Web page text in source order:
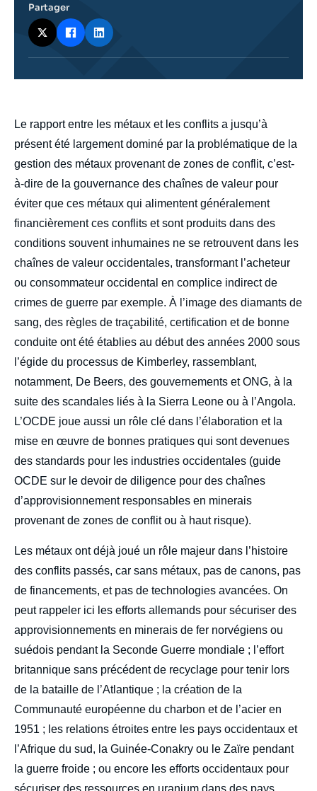
body
Le rapport entre les métaux et les conflits a jusqu’à
présent été largement dominé par la problématique de la
gestion des métaux provenant de zones de conflit, c’est-
à-dire de la gouvernance des chaînes de valeur pour
éviter que ces métaux qui alimentent généralement
financièrement ces conflits et sont produits dans des
conditions souvent inhumaines ne se retrouvent dans les
chaînes de valeur occidentales, transformant l’acheteur
ou consommateur occidental en complice indirect de
crimes de guerre par exemple. À l’image des diamants de
sang, des règles de traçabilité, certification et de bonne
conduite ont été établies au début des années 2000 sous
l’égide du processus de Kimberley, rassemblant,
notamment, De Beers, des gouvernements et ONG, à la
suite des scandales liés à la Sierra Leone ou à l’Angola.
L’OCDE joue aussi un rôle clé dans l’élaboration et la
mise en œuvre de bonnes pratiques qui sont devenues
des standards pour les industries occidentales (guide
OCDE sur le devoir de diligence pour des chaînes
d’approvisionnement responsables en minerais
provenant de zones de conflit ou à haut risque).
Les métaux ont déjà joué un rôle majeur dans l’histoire
des conflits passés, car sans métaux, pas de canons, pas
de financements, et pas de technologies avancées. On
peut rappeler ici les efforts allemands pour sécuriser des
approvisionnements en minerais de fer norvégiens ou
suédois pendant la Seconde Guerre mondiale ; l’effort
britannique sans précédent de recyclage pour tenir lors
de la bataille de l’Atlantique ; la création de la
Communauté européenne du charbon et de l’acier en
1951 ; les relations étroites entre les pays occidentaux et
l’Afrique du sud, la Guinée-Conakry ou le Zaïre pendant
la guerre froide ; ou encore les efforts occidentaux pour
sécuriser des ressources en uranium dans des pays
Partager